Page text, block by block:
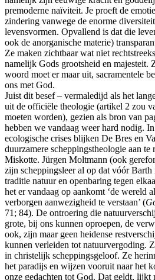
premoderne naïviteit. Je proeft de
zindering vanwege de enorme
levensvormen. Opvallend is dat die
ook de anorganische materie)
Ze maken zichtbaar wat niet
namelijk Gods grootsheid en majesteit.
woord moet er maar uit, sacramentele
ons met God.
Juist dit besef – vermaledijd als het
uit de officiële theologie (artikel 2 zou
moeten worden), gezien als bron van
hebben we vandaag weer hard nodig.
ecologische crises blijken De Bres en
duurzamere scheppingstheologie aan te
Miskotte. Jürgen Moltmann (ook
zijn scheppingsleer al op dat vóór
traditie natuur en openbaring tegen
het er vandaag op aankomt ‘de wereld
verborgen aanwezigheid te verstaan’ (
71; 84). De ontroering die
grote, bij ons kunnen oproepen, de
ook, zijn maar geen heidense
kunnen verleiden tot natuurvergoding.
in christelijk scheppingsgeloof. Ze
het paradijs en wijzen vooruit naar het
onze gedachten tot God. Dat geldt, lijkt